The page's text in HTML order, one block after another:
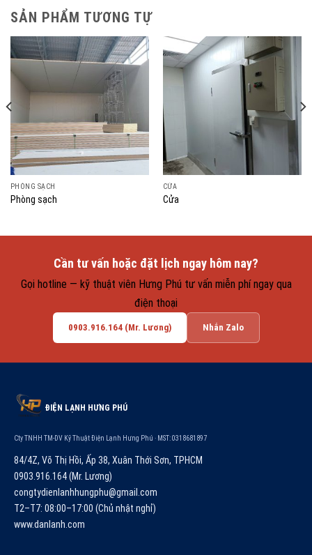
SẢN PHẨM TƯƠNG TỰ
PHÒNG SẠCH
Phòng sạch
CỬA
Cửa
Cần tư vấn hoặc đặt lịch ngay hôm nay?
Gọi hotline — kỹ thuật viên Hưng Phú tư vấn miễn phí ngay qua
điện thoại
0903.916.164 (Mr. Lương) Nhắn Zalo
ĐIỆN LẠNH HƯNG PHÚ
Cty TNHH TM-DV Kỹ Thuật Điện Lạnh Hưng Phú · MST: 0318681897
84/4Z, Võ Thị Hồi, Ấp 38, Xuân Thới Sơn, TPHCM
0903.916.164 (Mr. Lương)
congtydienlanhhungphu@gmail.com
T2–T7: 08:00–17:00 (Chủ nhật nghỉ)
www.danlanh.com